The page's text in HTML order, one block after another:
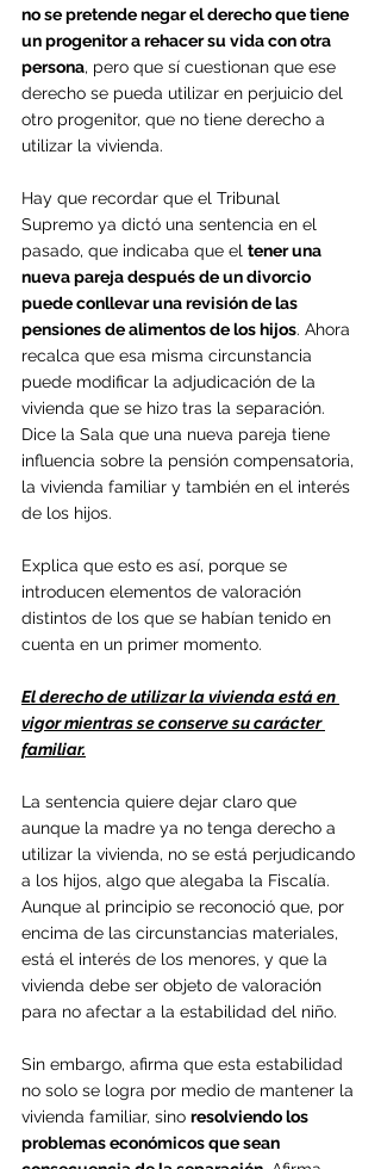
no se pretende negar el derecho que tiene
un progenitor a rehacer su vida con otra
persona, pero que sí cuestionan que ese
derecho se pueda utilizar en perjuicio del
otro progenitor, que no tiene derecho a
utilizar la vivienda.
Hay que recordar que el Tribunal
Supremo ya dictó una sentencia en el
pasado, que indicaba que el tener una
nueva pareja después de un divorcio
puede conllevar una revisión de las
pensiones de alimentos de los hijos. Ahora
recalca que esa misma circunstancia
puede modificar la adjudicación de la
vivienda que se hizo tras la separación.
Dice la Sala que una nueva pareja tiene
influencia sobre la pensión compensatoria,
la vivienda familiar y también en el interés
de los hijos.
Explica que esto es así, porque se
introducen elementos de valoración
distintos de los que se habían tenido en
cuenta en un primer momento.
El derecho de utilizar la vivienda está en
vigor mientras se conserve su carácter
familiar.
La sentencia quiere dejar claro que
aunque la madre ya no tenga derecho a
utilizar la vivienda, no se está perjudicando
a los hijos, algo que alegaba la Fiscalía.
Aunque al principio se reconoció que, por
encima de las circunstancias materiales,
está el interés de los menores, y que la
vivienda debe ser objeto de valoración
para no afectar a la estabilidad del niño.
Sin embargo, afirma que esta estabilidad
no solo se logra por medio de mantener la
vivienda familiar, sino resolviendo los
problemas económicos que sean